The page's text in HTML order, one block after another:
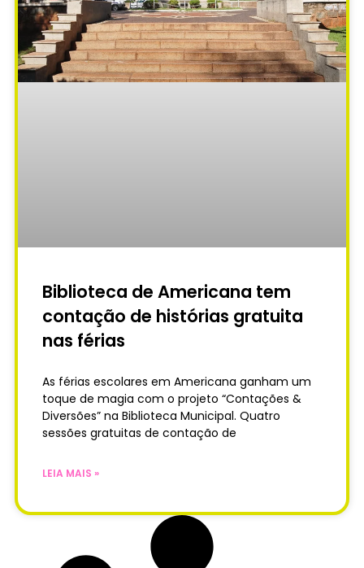
Biblioteca de Americana tem
contação de histórias gratuita
nas férias
As férias escolares em Americana ganham um
toque de magia com o projeto “Contações &
Diversões” na Biblioteca Municipal. Quatro
sessões gratuitas de contação de
LEIA MAIS »